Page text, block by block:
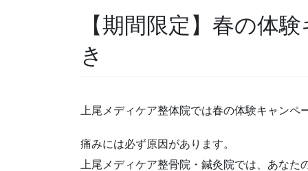
【期間限定】春の体
き
上尾メディケア整体院では春の体験キャンペ
痛みには必ず原因があります。
上尾メディケア整骨院・鍼灸院では、あな